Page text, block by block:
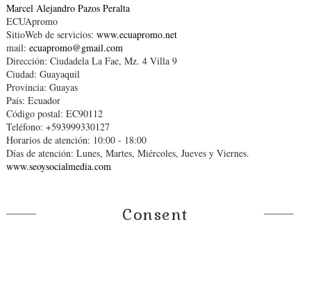
Marcel Alejandro Pazos Peralta
ECUApromo
SitioWeb de servicios: www.ecuapromo.net
mail: ecuapromo@gmail.com
Dirección: Ciudadela La Fae, Mz. 4 Villa 9
Ciudad: Guayaquil
Provincia: Guayas
País: Ecuador
Código postal: EC90112
Teléfono: +593999330127
Horarios de atención: 10:00 - 18:00
Días de atención: Lunes, Martes, Miércoles, Jueves y Viernes.
www.seoysocialmedia.com
Consent